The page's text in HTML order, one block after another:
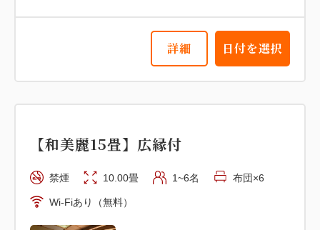
詳細 日付を選択
【和美麗15畳】広縁付
禁煙 10.00畳 1~6名 布団×6
Wi-Fiあり（無料）